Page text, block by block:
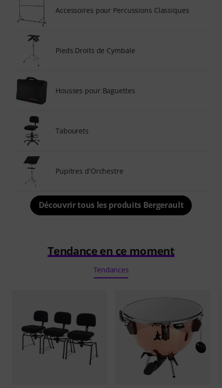
Accessoires pour Percussions Classiques
Pieds Droits de Cymbale
Housses pour Baguettes
Tabourets
Pupitres d'Orchestre
Découvrir tous les produits Bergerault
Tendance en ce moment
Tendances